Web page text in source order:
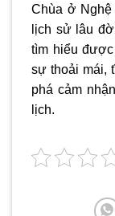
Chùa ở Nghệ
lịch sử lâu
tìm hiểu
sự thoải mái,
phá cảm
lịch.